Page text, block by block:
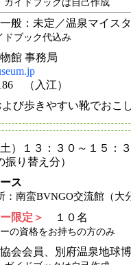
イドブックは自己作成
般：未定／温泉マイス
ブック代込み
館 事務局
（入江）
び歩きやすい靴でおこ
）１３：３０～１５：
振り替え分）
ス
南蛮BVNGO交流館（大
限定＞ １０名
の資格をお持ちの方のみ
会会員、別府温泉地球